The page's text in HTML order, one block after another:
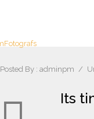
Posted By : adminpm /
Its